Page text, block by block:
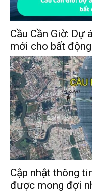
Cầu Cần Giờ: Dự
mới cho bất
Cập nhật thông
được mong đợi